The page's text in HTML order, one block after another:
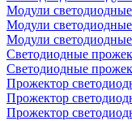
Модули
Модули
Модули
Светодиодные
Светодиодные
Прожектор
Прожектор
Прожектор